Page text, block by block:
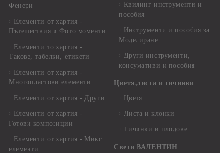
Фенери
Елементи от хартия -
Пътешествия и Фото моменти
Елементи то хартия -
Такове, табелки, етикети
Елементи от хартия -
Многопластови елементи
Елементи от хартия - Други
Елементи от хартия -
Готови композиции
Елементи от хартия - Микс
елементи
Квилинг инструменти и
пособия
Инструменти и пособия за
Моделиране
Други инструменти,
консумативи и пособия
Цветя,листа и тичинки
Цветя
Листа и клонки
Тичинки и плодове
Свети ВАЛЕНТИН